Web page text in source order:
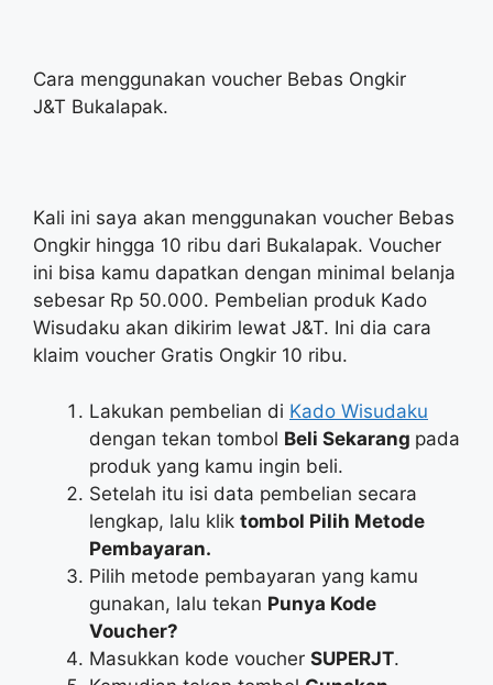
Cara menggunakan voucher Bebas Ongkir
J&T Bukalapak.
Kali ini saya akan menggunakan voucher Bebas
Ongkir hingga 10 ribu dari Bukalapak. Voucher
ini bisa kamu dapatkan dengan minimal belanja
sebesar Rp 50.000. Pembelian produk Kado
Wisudaku akan dikirim lewat J&T. Ini dia cara
klaim voucher Gratis Ongkir 10 ribu.
Lakukan pembelian di Kado Wisudaku
dengan tekan tombol Beli Sekarang pada
produk yang kamu ingin beli.
Setelah itu isi data pembelian secara
lengkap, lalu klik tombol Pilih Metode
Pembayaran.
Pilih metode pembayaran yang kamu
gunakan, lalu tekan Punya Kode
Voucher?
Masukkan kode voucher SUPERJT.